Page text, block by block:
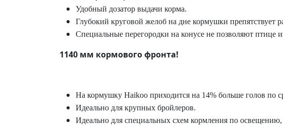
Удобный дозатор выдачи корма.
Глубокий круговой желоб на дне кормушки препятствует
Специальные перегородки на конусе не позволяют птице
1140 мм кормового фронта!
На кормушку Haikoo приходится на 14% больше голов по
Идеально для крупных бройлеров.
Идеально для специальных схем кормления по